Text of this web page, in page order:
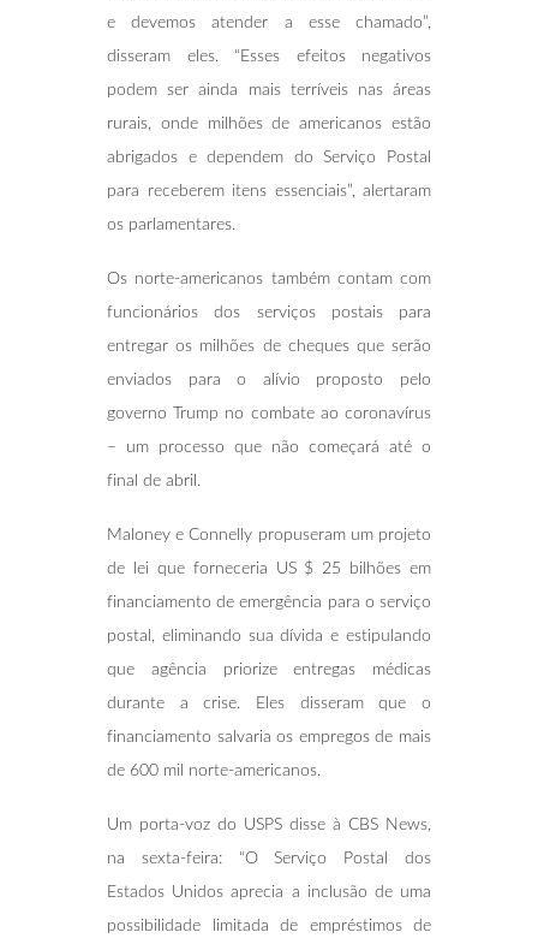
e devemos atender a esse chamado”,
disseram eles. “Esses efeitos negativos
podem ser ainda mais terríveis nas áreas
rurais, onde milhões de americanos estão
abrigados e dependem do Serviço Postal
para receberem itens essenciais”, alertaram
os parlamentares.
Os norte-americanos também contam com
funcionários dos serviços postais para
entregar os milhões de cheques que serão
enviados para o alívio proposto pelo
governo Trump no combate ao coronavírus
– um processo que não começará até o
final de abril.
Maloney e Connelly propuseram um projeto
de lei que forneceria US $ 25 bilhões em
financiamento de emergência para o serviço
postal, eliminando sua dívida e estipulando
que agência priorize entregas médicas
durante a crise. Eles disseram que o
financiamento salvaria os empregos de mais
de 600 mil norte-americanos.
Um porta-voz do USPS disse à CBS News,
na sexta-feira: “O Serviço Postal dos
Estados Unidos aprecia a inclusão de uma
possibilidade limitada de empréstimos de